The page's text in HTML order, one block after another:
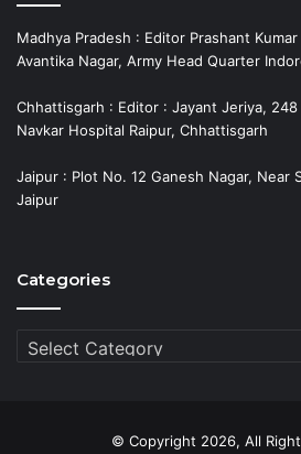
Madhya Pradesh : Editor Prashant
Avantika Nagar, Army Head Quarter
Chhattisgarh : Editor : Jayant Jeriya,
Navkar Hospital Raipur, Chhattisgarh
Jaipur : Plot No. 12 Ganesh Nagar, Near
Jaipur
Categories
Categories
© Copyright 2026, All